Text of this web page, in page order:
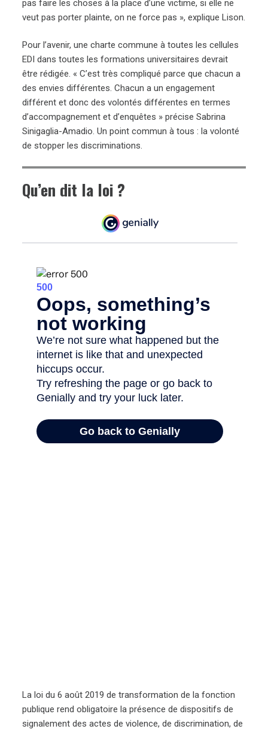
pas faire les choses à la place d’une victime, si elle ne
veut pas porter plainte, on ne force pas », explique Lison.
Pour l’avenir, une charte commune à toutes les cellules
EDI dans toutes les formations universitaires devrait
être rédigée. « C’est très compliqué parce que chacun a
des envies différentes. Chacun a un engagement
différent et donc des volontés différentes en termes
d’accompagnement et d’enquêtes » précise Sabrina
Sinigaglia-Amadio. Un point commun à tous : la volonté
de stopper les discriminations.
Qu’en dit la loi ?
La loi du 6 août 2019 de transformation de la fonction
publique rend obligatoire la présence de dispositifs de
signalement des actes de violence, de discrimination, de